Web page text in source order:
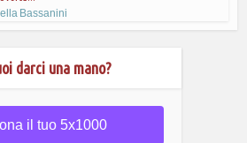
Bassanini
darci una mano?
il tuo 5x1000